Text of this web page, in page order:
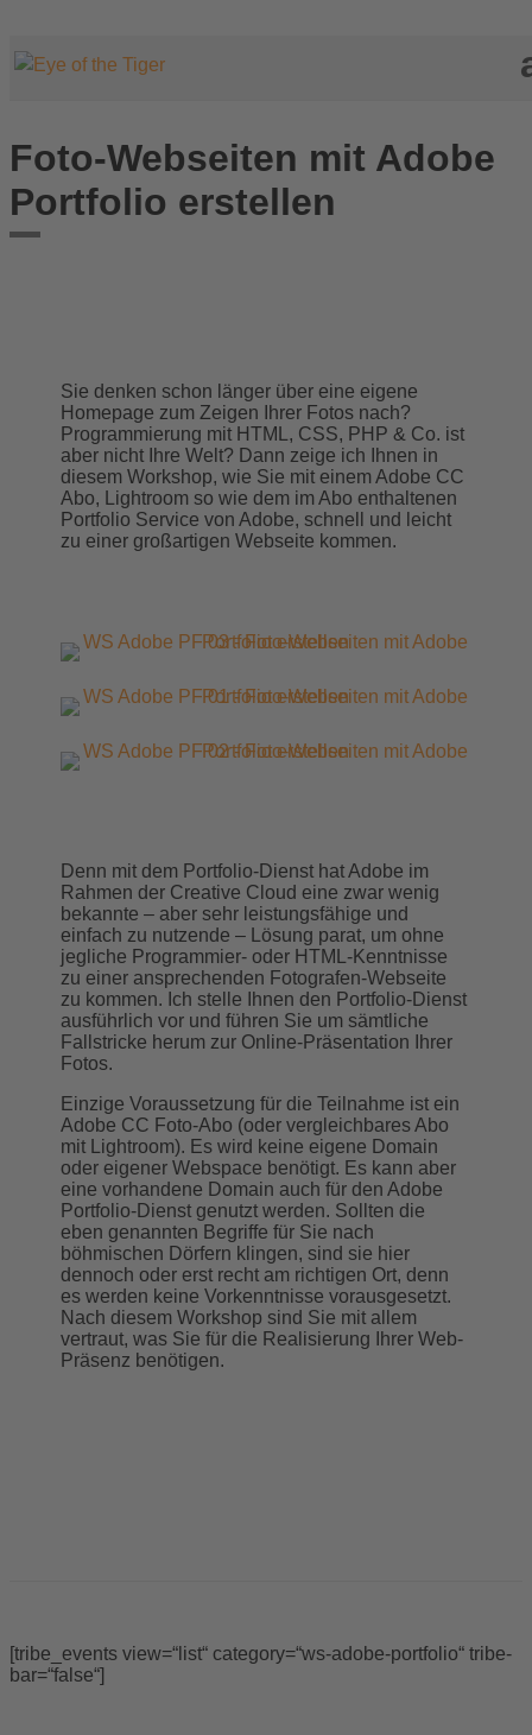
Foto-Webseiten mit Adobe
Portfolio erstellen
Sie denken schon länger über eine eigene
Homepage zum Zeigen Ihrer Fotos nach?
Programmierung mit HTML, CSS, PHP & Co. ist
aber nicht Ihre Welt? Dann zeige ich Ihnen in
diesem Workshop, wie Sie mit einem Adobe CC
Abo, Lightroom so wie dem im Abo enthaltenen
Portfolio Service von Adobe, schnell und leicht
zu einer großartigen Webseite kommen.
Denn mit dem Portfolio-Dienst hat Adobe im
Rahmen der Creative Cloud eine zwar wenig
bekannte – aber sehr leistungsfähige und
einfach zu nutzende – Lösung parat, um ohne
jegliche Programmier- oder HTML-Kenntnisse
zu einer ansprechenden Fotografen-Webseite
zu kommen. Ich stelle Ihnen den Portfolio-Dienst
ausführlich vor und führen Sie um sämtliche
Fallstricke herum zur Online-Präsentation Ihrer
Fotos.
Einzige Voraussetzung für die Teilnahme ist ein
Adobe CC Foto-Abo (oder vergleichbares Abo
mit Lightroom). Es wird keine eigene Domain
oder eigener Webspace benötigt. Es kann aber
eine vorhandene Domain auch für den Adobe
Portfolio-Dienst genutzt werden. Sollten die
eben genannten Begriffe für Sie nach
böhmischen Dörfern klingen, sind sie hier
dennoch oder erst recht am richtigen Ort, denn
es werden keine Vorkenntnisse vorausgesetzt.
Nach diesem Workshop sind Sie mit allem
vertraut, was Sie für die Realisierung Ihrer Web-
Präsenz benötigen.
[tribe_events view=“list“ category=“ws-adobe-portfolio“ tribe-
bar=“false“]